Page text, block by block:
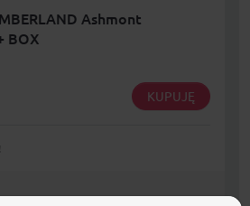
Ashmont
BOX
KUPUJĘ